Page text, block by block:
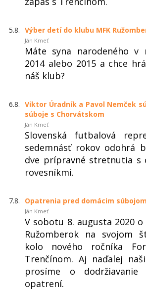
5.8. Výber detí do klubu MFK
Ján Kmeť
Máte syna narodeného v
2014 alebo 2015 a chce
náš klub?
6.8. Viktor Úradník a Pavol Nemček
súboje s Chorvátskom
Ján Kmeť
Slovenská futbalová
sedemnásť rokov odohrá
dve prípravné stretnutia s
rovesníkmi.
7.8. Opatrenia pred domácim
Ján Kmeť
V sobotu 8. augusta 2020 o
Ružomberok na svojom
kolo nového ročníka
Trenčínom. Aj naďalej
prosíme o dodržiavanie
opatrení.